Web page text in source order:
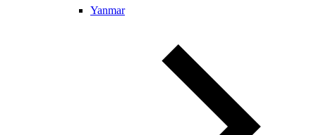
Yanmar